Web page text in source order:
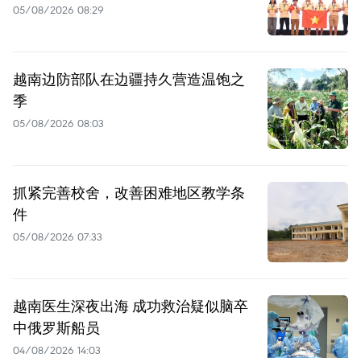
05/08/2026 08:29
越南边防部队在边疆持久营造温饱之
季
05/08/2026 08:03
抓紧完善校舍，改善困难地区教学条
件
05/08/2026 07:33
越南医生深夜出海 成功救治疑似脑卒
中俄罗斯船员
04/08/2026 14:03